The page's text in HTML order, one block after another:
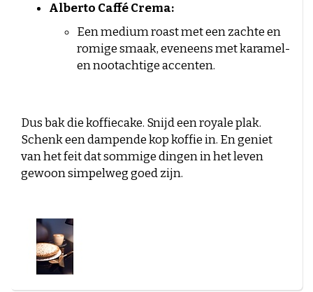
Alberto Caffé Crema:
Een medium roast met een zachte en
romige smaak, eveneens met karamel-
en nootachtige accenten.
Dus bak die koffiecake. Snijd een royale plak.
Schenk een dampende kop koffie in. En geniet
van het feit dat sommige dingen in het leven
gewoon simpelweg goed zijn.